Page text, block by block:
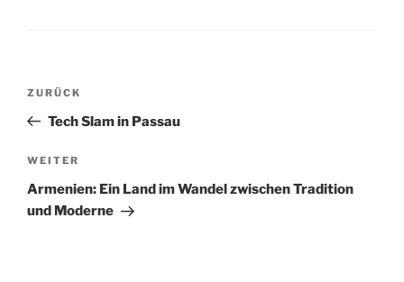
Beitragsnavigation
Vorheriger
Beitrag
ZURÜCK
Tech Slam in Passau
Nächster
Beitrag
WEITER
Armenien: Ein Land im Wandel zwischen Tradition
und Moderne